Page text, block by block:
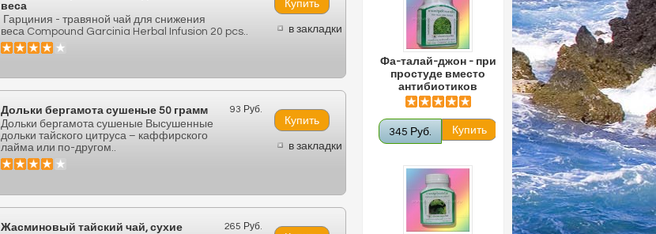
Фа-талай-джон - при
простуде вместо
антибиотиков
345 Руб.
в закладки
веса
Гарциния - травяной чай для снижения
веса Compound Garcinia Herbal Infusion 20 pcs..
в закладки
93 Руб.
Дольки бергамота сушеные 50 грамм
Дольки бергамота сушеные Высушенные
дольки тайского цитруса – каффирского
лайма или по-другом..
265 Руб.
Жасминовый тайский чай, сухие